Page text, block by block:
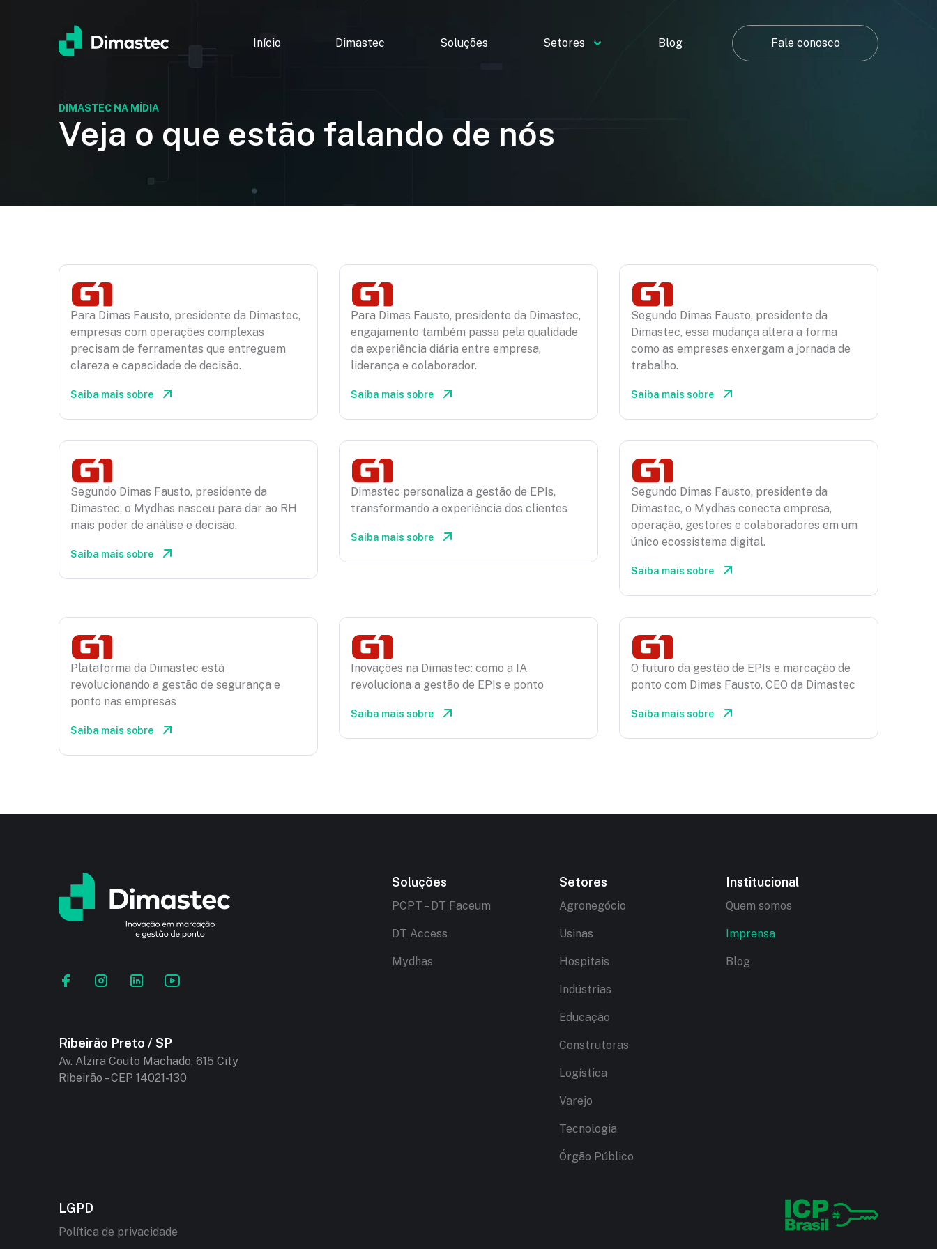
Início Dimastec Soluções Setores Blog Fale conosco
DIMASTEC NA MÍDIA
Veja o que estão falando de nós
Para Dimas Fausto, presidente da Dimastec,
empresas com operações complexas
precisam de ferramentas que entreguem
clareza e capacidade de decisão.
Saiba mais sobre
Para Dimas Fausto, presidente da Dimastec,
engajamento também passa pela qualidade
da experiência diária entre empresa,
liderança e colaborador.
Saiba mais sobre
Segundo Dimas Fausto, presidente da
Dimastec, essa mudança altera a forma
como as empresas enxergam a jornada de
trabalho.
Saiba mais sobre
Segundo Dimas Fausto, presidente da
Dimastec, o Mydhas nasceu para dar ao RH
mais poder de análise e decisão.
Saiba mais sobre
Dimastec personaliza a gestão de EPIs,
transformando a experiência dos clientes
Saiba mais sobre
Segundo Dimas Fausto, presidente da
Dimastec, o Mydhas conecta empresa,
operação, gestores e colaboradores em um
único ecossistema digital.
Saiba mais sobre
Plataforma da Dimastec está
revolucionando a gestão de segurança e
ponto nas empresas
Saiba mais sobre
Inovações na Dimastec: como a IA
revoluciona a gestão de EPIs e ponto
Saiba mais sobre
O futuro da gestão de EPIs e marcação de
ponto com Dimas Fausto, CEO da Dimastec
Saiba mais sobre
Ribeirão Preto / SP
Av. Alzira Couto Machado, 615 City
Ribeirão – CEP 14021-130
Soluções
PCPT – DT Faceum
DT Access
Mydhas
Setores
Agronegócio
Usinas
Hospitais
Indústrias
Educação
Construtoras
Logística
Varejo
Tecnologia
Órgão Público
Institucional
Quem somos
Imprensa
Blog
LGPD
Política de privacidade